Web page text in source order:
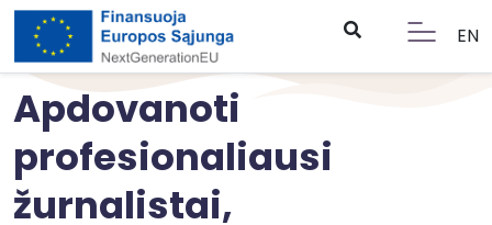
EN
Apdovanoti
profesionaliausi
žurnalistai,